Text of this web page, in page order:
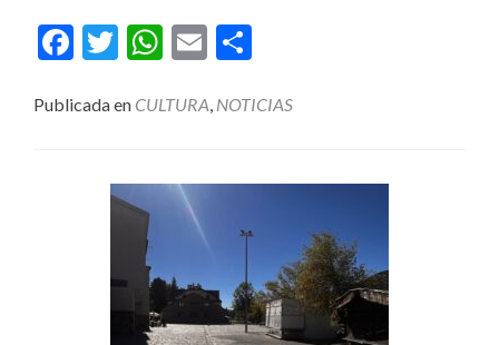
Facebook
Twitter WhatsApp
Email
Publicada en CULTURA, NOTICIAS